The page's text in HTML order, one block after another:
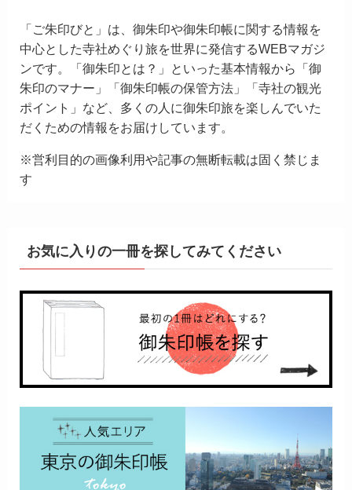
「ご朱印びと」は、御朱印や御朱印帳に関する情報を
中心とした寺社めぐり旅を世界に発信するWEBマガジ
ンです。「御朱印とは？」といった基本情報から「御
朱印のマナー」「御朱印帳の保管方法」「寺社の観光
ポイント」など、多くの人に御朱印旅を楽しんでいた
だくための情報をお届けしています。
※営利目的の画像利用や記事の無断転載は固く禁じま
す
お気に入りの一冊を探してみてください